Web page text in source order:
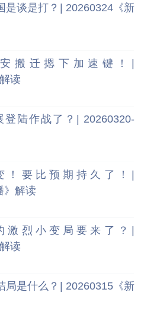
是谈是打？| 20260324《新
搬迁摁下加速键！|
读
陆作战了？| 20260320-
！要比预期持久了！|
》解读
激烈小变局要来了？|
读
局是什么？| 20260315《新